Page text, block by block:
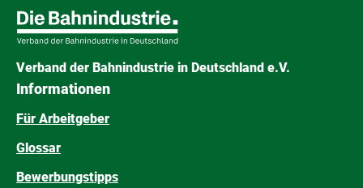
Verband der Bahnindustrie in Deutschland e.V.
Informationen
Für Arbeitgeber
Glossar
Bewerbungstipps